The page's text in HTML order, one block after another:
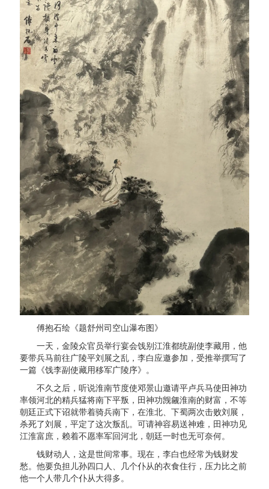
傅抱石绘《题舒州司空山瀑布图》
一天，金陵众官员举行宴会饯别江淮都统副使李藏用，他
要带兵马前往广陵平刘展之乱，李白应邀参加，受推举撰写了
一篇《饯李副使藏用移军广陵序》。
不久之后，听说淮南节度使邓景山邀请平卢兵马使田神功
率领河北的精兵猛将南下平叛，田神功觊觎淮南的财富，不等
朝廷正式下诏就带着骑兵南下，在淮北、下蜀两次击败刘展，
杀死了刘展，平定了这次叛乱。可请神容易送神难，田神功见
江淮富庶，赖着不愿率军回河北，朝廷一时也无可奈何。
钱财动人，这是世间常事。现在，李白也经常为钱财发
愁。他要负担儿孙四口人、几个仆从的衣食住行，压力比之前
他一个人带几个仆从大得多。